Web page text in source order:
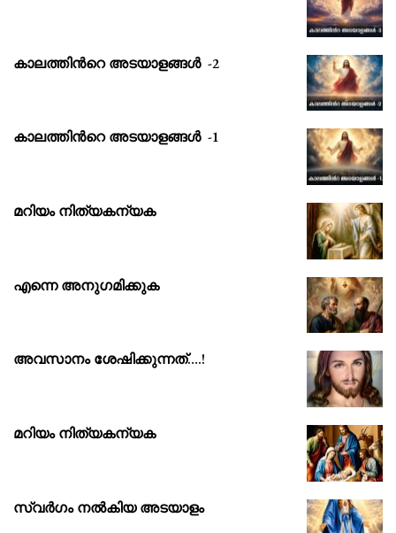
കാലത്തിൻറെ അടയാളങ്ങൾ -2
കാലത്തിൻറെ അടയാളങ്ങൾ -1
മറിയം നിത്യകന്യക
എന്നെ അനുഗമിക്കുക
അവസാനം ശേഷിക്കുന്നത്….!
മറിയം നിത്യകന്യക
സ്വർഗം നൽകിയ അടയാളം